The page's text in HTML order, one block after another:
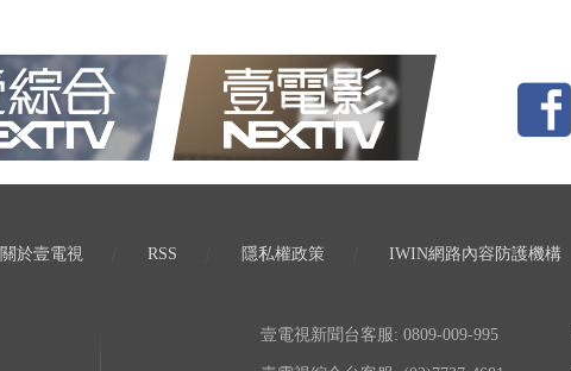
關於壹電視 RSS 隱私權政策 IWIN網路內容防護機構
壹電視新聞台客服: 0809-009-995